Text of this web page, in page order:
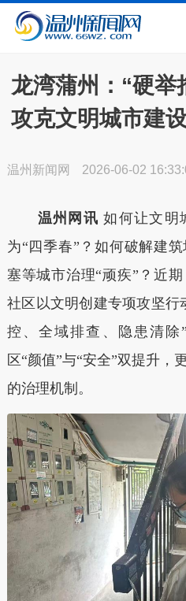
龙湾蒲州：“硬举
攻克文明城市建
温州新闻网 2026-06-02
温州网讯 如何让文明
为“四季春”？如何破解建
塞等城市治理“顽疾”？近
社区以文明创建专项攻坚行
控、全域排查、隐患清
区“颜值”与“安全”双提升，
的治理机制。